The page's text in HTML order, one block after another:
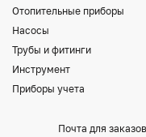
Отопительные приборы
Насосы
Трубы и фитинги
Инструмент
Приборы учета
Почта для